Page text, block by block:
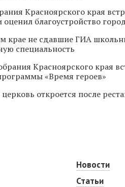
Красноярского края
оценил благоустройство
крае не сдавшие ГИА
специальность
Красноярского края
«Время героев»
откроется после
Новости
Статьи